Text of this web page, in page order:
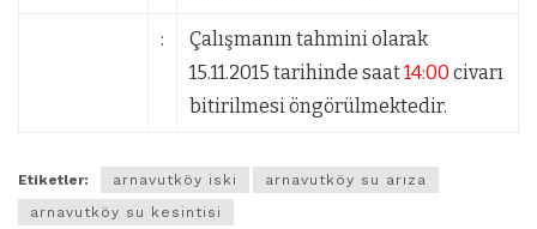
:
Çalışmanın tahmini olarak
15.11.2015 tarihinde saat14:00 civarı
bitirilmesi öngörülmektedir.
Etiketler: arnavutköy iski
arnavutköy su arıza
arnavutköy su kesintisi